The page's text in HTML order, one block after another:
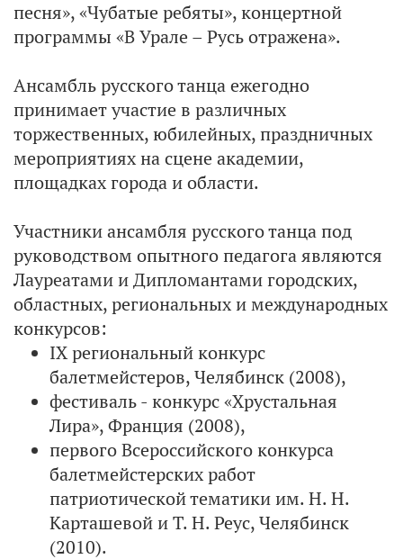
песня», «Чубатые ребяты», концертной
программы «В Урале – Русь отражена».
Ансамбль русского танца ежегодно
принимает участие в различных
торжественных, юбилейных, праздничных
мероприятиях на сцене академии,
площадках города и области.
Участники ансамбля русского танца под
руководством опытного педагога являются
Лауреатами и Дипломантами городских,
областных, региональных и международных
конкурсов:
IX региональный конкурс
балетмейстеров, Челябинск (2008),
фестиваль - конкурс «Хрустальная
Лира», Франция (2008),
первого Всероссийского конкурса
балетмейстерских работ
патриотической тематики им. Н. Н.
Карташевой и Т. Н. Реус, Челябинск
(2010).